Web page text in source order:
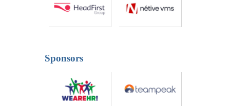
Sponsors